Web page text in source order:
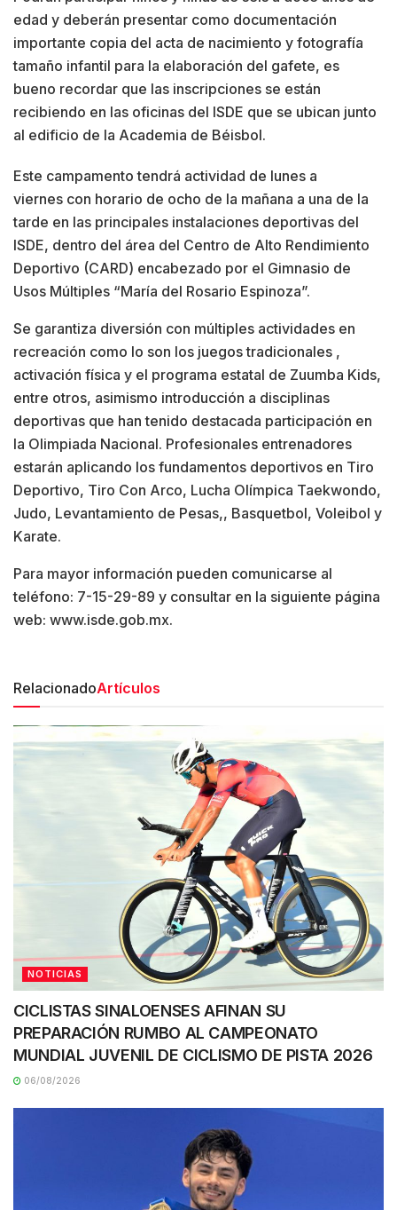
edad y deberán presentar como documentación
importante copia del acta de nacimiento y fotografía
tamaño infantil para la elaboración del gafete, es
bueno recordar que las inscripciones se están
recibiendo en las oficinas del ISDE que se ubican junto
al edificio de la Academia de Béisbol.
Este campamento tendrá actividad de lunes a
viernes con horario de ocho de la mañana a una de la
tarde en las principales instalaciones deportivas del
ISDE, dentro del área del Centro de Alto Rendimiento
Deportivo (CARD) encabezado por el Gimnasio de
Usos Múltiples “María del Rosario Espinoza”.
Se garantiza diversión con múltiples actividades en
recreación como lo son los juegos tradicionales ,
activación física y el programa estatal de Zuumba Kids,
entre otros, asimismo introducción a disciplinas
deportivas que han tenido destacada participación en
la Olimpiada Nacional. Profesionales entrenadores
estarán aplicando los fundamentos deportivos en Tiro
Deportivo, Tiro Con Arco, Lucha Olímpica Taekwondo,
Judo, Levantamiento de Pesas,, Basquetbol, Voleibol y
Karate.
Para mayor información pueden comunicarse al
teléfono: 7-15-29-89 y consultar en la siguiente página
web: www.isde.gob.mx.
RelacionadoArtículos
NOTICIAS
CICLISTAS SINALOENSES AFINAN SU
PREPARACIÓN RUMBO AL CAMPEONATO
MUNDIAL JUVENIL DE CICLISMO DE PISTA 2026
06/08/2026